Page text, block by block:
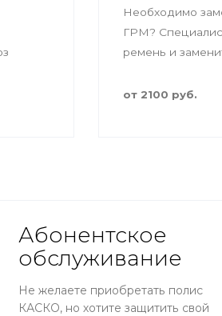
Необходимо
ГРМ?
ремень и
от 2100 руб.
Абонентское
обслуживание
Не желаете приобретать полис
КАСКО, но хотите защитить свой